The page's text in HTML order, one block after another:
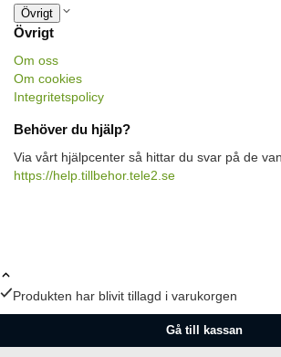
Övrigt
Övrigt
Om oss
Om cookies
Integritetspolicy
Behöver du hjälp?
Via vårt hjälpcenter så hittar du svar på de
https://help.tillbehor.tele2.se
Produkten har blivit tillagd i varukorgen
Gå till kassan